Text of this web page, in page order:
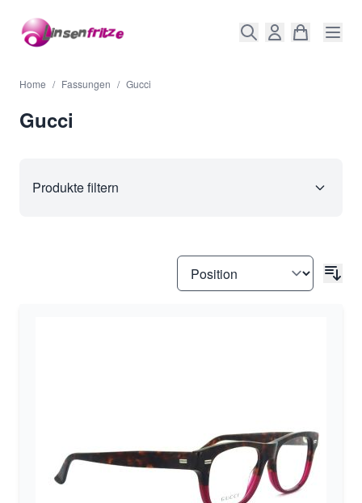
Home / Fassungen / Gucci
Gucci
Produkte filtern